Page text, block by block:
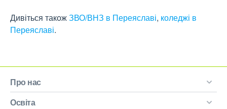
Дивіться такожЗВО/ВНЗ в Переяславі, коледжі в
Переяславі.
Про нас
Освіта